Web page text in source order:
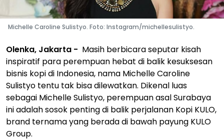
Michelle Caroline Sulistyo. Foto: Instagram/michellesulistyo.
Olenka, Jakarta - Masih berbicara seputar kisah
inspiratif para perempuan hebat di balik kesuksesan
bisnis kopi di Indonesia, nama Michelle Caroline
Sulistyo tentu tak bisa dilewatkan. Dikenal luas
sebagai Michelle Sulistyo, perempuan asal Surabaya
ini adalah sosok penting di balik perjalanan Kopi KULO,
brand ternama yang berada di bawah payung KULO
Group.